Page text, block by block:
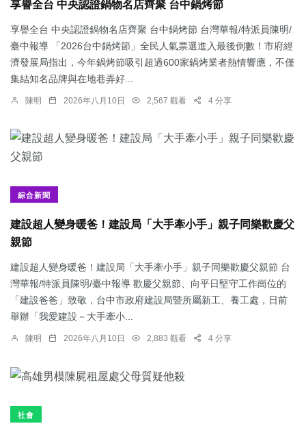
享譽全台 中央認證鍋物名店齊聚 台中鍋烤節
享譽全台 中央認證鍋物名店齊聚 台中鍋烤節 台灣華報/特派員陳明/
臺中報導 「2026台中鍋烤節」全民人氣票選進入最後倒數！市府經
濟發展局指出，今年鍋烤節吸引超過600家鍋烤業者熱情響應，不僅
集結知名品牌與在地巷弄好...
陳明 2026年八月10日 2,567 觀看 4 分享
綜合新聞
建設超人變身暖爸！建設局「大手牽小手」親子同樂歡慶父
親節
建設超人變身暖爸！建設局「大手牽小手」親子同樂歡慶父親節 台
灣華報/特派員陳明/臺中報導 歡慶父親節、向平日堅守工作崗位的
「建設爸爸」致敬，台中市政府建設局暨所屬新工、養工處，日前
舉辦「我愛建設－大手牽小...
陳明 2026年八月10日 2,883 觀看 4 分享
社會